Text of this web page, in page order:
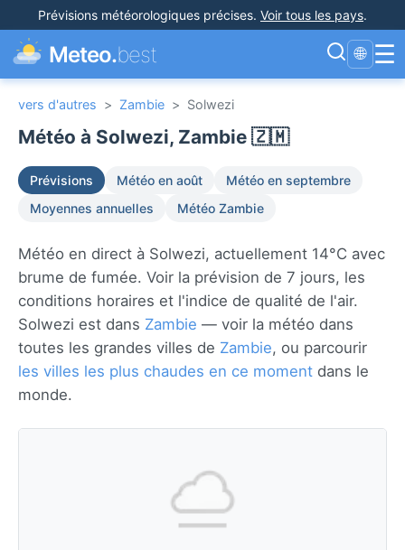
Prévisions météorologiques précises. Voir tous les pays.
Meteo.best 🌐 ☰
vers d'autres > Zambie > Solwezi
Météo à Solwezi, Zambie 🇿🇲
Prévisions Météo en août
Météo en septembre
Moyennes annuelles
Météo Zambie
Météo en direct à Solwezi, actuellement 14°C avec
brume de fumée. Voir la prévision de 7 jours, les
conditions horaires et l'indice de qualité de l'air.
Solwezi est dans Zambie — voir la météo dans
toutes les grandes villes de Zambie, ou parcourir
les villes les plus chaudes en ce moment dans le
monde.